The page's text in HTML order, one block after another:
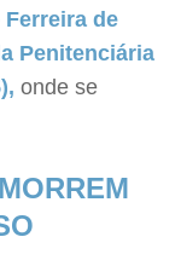
de
Penitenciária
onde se